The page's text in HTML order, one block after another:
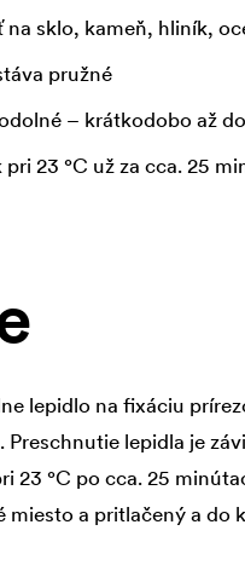
na sklo, kameň, hliník,
pružné
– krátkodobo až do
23 °C už za cca. 25
lepidlo na fixáciu
Preschnutie lepidla je
23 °C po cca. 25
miesto a pritlačený a